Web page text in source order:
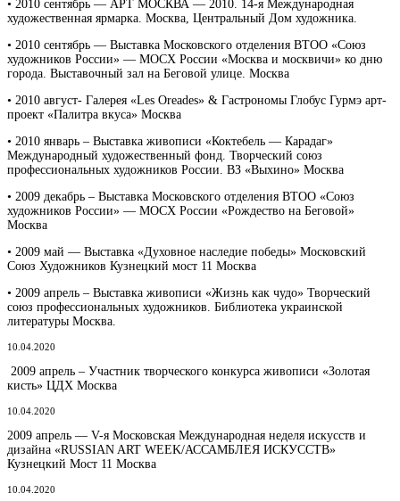
• 2010 сентябрь — АРТ МОСКВА — 2010. 14-я Международная
художественная ярмарка. Москва, Центральный Дом художника.
• 2010 сентябрь — Выставка Московского отделения ВТОО «Союз
художников России» — МОСХ России «Москва и москвичи» ко дню
города. Выставочный зал на Беговой улице. Москва
• 2010 август- Галерея «Les Oreades» & Гастрономы Глобус Гурмэ арт-
проект «Палитра вкуса» Москва
• 2010 январь – Выставка живописи «Коктебель — Карадаг»
Международный художественный фонд. Творческий союз
профессиональных художников России. ВЗ «Выхино» Москва
• 2009 декабрь – Выставка Московского отделения ВТОО «Союз
художников России» — МОСХ России «Рождество на Беговой»
Москва
• 2009 май — Выставка «Духовное наследие победы» Московский
Союз Художников Кузнецкий мост 11 Москва
• 2009 апрель – Выставка живописи «Жизнь как чудо» Творческий
союз профессиональных художников. Библиотека украинской
литературы Москва.
10.04.2020
2009 апрель – Участник творческого конкурса живописи «Золотая
кисть» ЦДХ Москва
10.04.2020
2009 апрель — V-я Московская Международная неделя искусств и
дизайна «RUSSIAN ART WEEK/АССАМБЛЕЯ ИСКУССТВ»
Кузнецкий Мост 11 Москва
10.04.2020